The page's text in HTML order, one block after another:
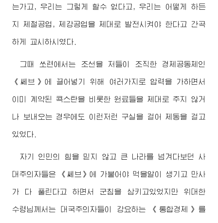
는가고, 우리는 그렇게 할수 없다고, 우리는 어떻게 하든
지 제철공업, 제강공업을 제대로 발전시켜야 한다고 간곡
하게 교시하시였다.
그때 쏘련에서는 조선을 저들이 조직한 경제공동체인
《쎄브》에 끌어넣기 위해 여러가지로 압력을 가하면서
이미 계약된 콕스탄을 비롯한 원료들을 제대로 주지 않거
나 보내오는 경우에도 이런저런 구실을 걸어 제동을 걸고
있었다.
자기 인민의 힘을 믿지 않고 큰 나라를 넘겨다보던 사
대주의자들은 《쎄브》에 가붙어야 먹을알이 생기고 만사
가 다 풀린다고 하면서 군침을 삼키고있었지만 위대한
수령님께서 는 대국주의자들이 강요하는 《통합경제》를